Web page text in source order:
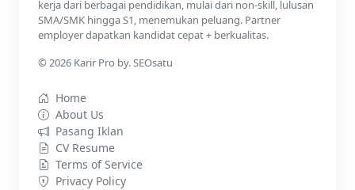
kerja dari berbagai pendidikan, mulai dari non-skill, lulusan
SMA/SMK hingga S1, menemukan peluang. Partner
employer dapatkan kandidat cepat + berkualitas.
© 2026 Karir Pro by. SEOsatu
Home
About Us
Pasang Iklan
CV Resume
Terms of Service
Privacy Policy